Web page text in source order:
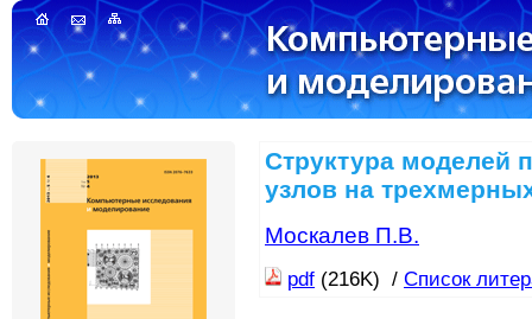
Структура моделей
узлов на
Москалев П.В.
pdf (216K) / Список